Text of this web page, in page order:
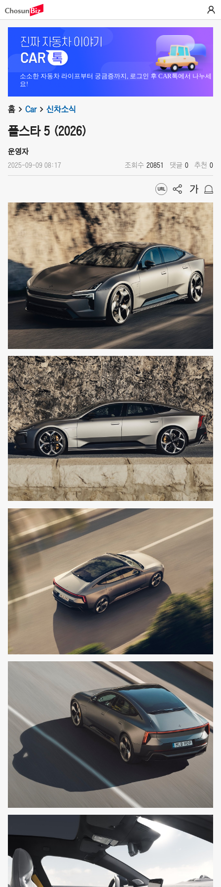
소소한 자동차 라이프부터 궁금증까지, 로그인 후 CAR톡에서 나누세
요!
홈 Car 신차소식
폴스타 5 (2026)
운영자
2025-09-09 08:17 조회수 20851 댓글 0 추천 0